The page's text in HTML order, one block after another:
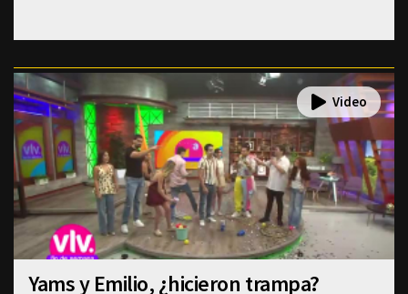
Yams y Emilio, ¿hicieron trampa?